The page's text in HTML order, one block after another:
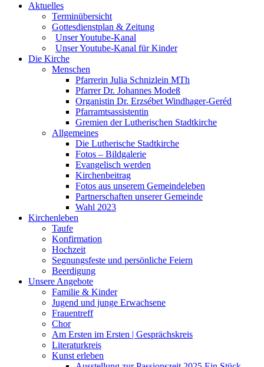
Aktuelles
Terminübersicht
Gottesdienstplan & Zeitung
Unser Youtube-Kanal
Unser Youtube-Kanal für Kinder
Die Kirche
Menschen
Pfarrerin Julia Schnizlein MTh
Pfarrer Dr. Johannes Modeß
Organistin Dr. Erzsébet Windhager-Geréd
Pfarramtsassistentin
Gremien der Lutherischen Stadtkirche
Allgemeines
Die Lutherische Stadtkirche
Fotos – Bildgalerie
Evangelisch werden
Kirchenbeitrag
Fotos aus unserem Gemeindeleben
Partnerschaften unserer Gemeinde
Wahl 2023
Kirchenleben
Taufe
Konfirmation
Hochzeit
Segnungsfeste und persönliche Feiern
Beerdigung
Unsere Angebote
Familie & Kinder
Jugend und junge Erwachsene
Frauentreff
Chor
Am Ersten im Ersten | Gesprächskreis
Literaturkreis
Kunst erleben